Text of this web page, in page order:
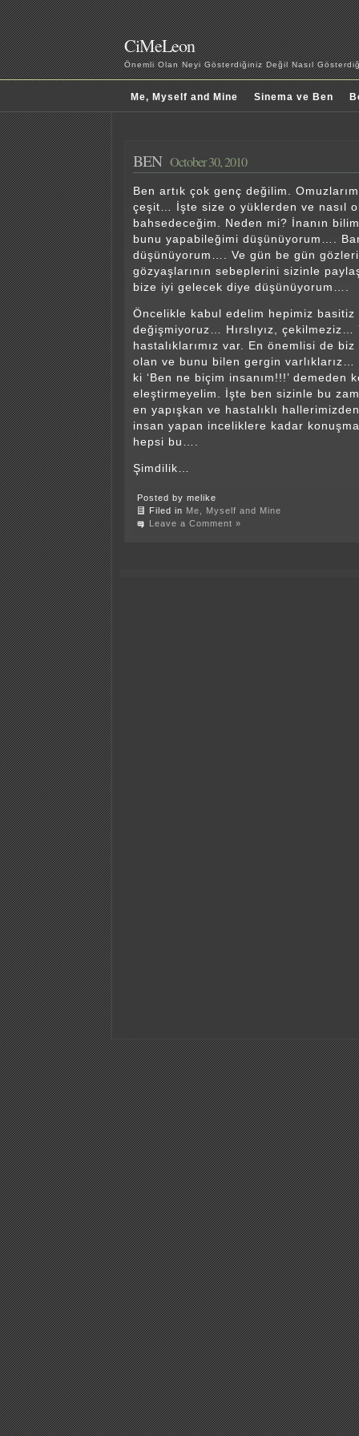
CiMeLeon
Önemli Olan Neyi Gösterdiğiniz Değil Nasıl
Me, Myself and Mine Sinema ve Ben
BEN October 30, 2010
Ben artık çok genç değilim.
çeşit… İşte size o yüklerden ve nasıl
bahsedeceğim. Neden mi? İnanın
bunu yapabileğimi düşünüyorum….
düşünüyorum…. Ve gün be gün
gözyaşlarının sebeplerini sizinle
bize iyi gelecek diye düşünüyorum….
Öncelikle kabul edelim hepimiz basitiz
değişmiyoruz… Hırslıyız, çekilmeziz…
hastalıklarımız var. En önemlisi de biz
olan ve bunu bilen gergin varlıklarız…
ki ‘Ben ne biçim insanım!!!’ demeden
eleştirmeyelim. İşte ben sizinle bu
en yapışkan ve hastalıklı
insan yapan inceliklere kadar
hepsi bu….
Şimdilik…
Posted by melike
Filed in Me, Myself and Mine
Leave a Comment »